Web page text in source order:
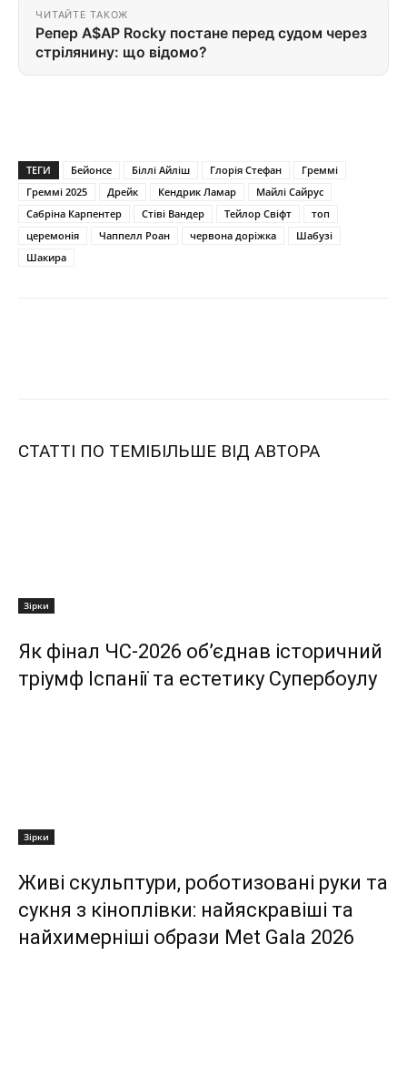
ЧИТАЙТЕ ТАКОЖ
Репер A$AP Rocky постане перед судом через
стрілянину: що відомо?
ТЕГИ Бейонсе Біллі Айліш Глорія Стефан
Греммі
Греммі 2025
Дрейк Кендрик Ламар
Майлі Сайрус
Сабріна Карпентер
Стіві Вандер Тейлор Свіфт
топ
церемонія
Чаппелл Роан червона доріжка
Шабузі
Шакира
СТАТТІ ПО ТЕМІБІЛЬШЕ ВІД АВТОРА
Зірки
Як фінал ЧС-2026 об’єднав історичний
тріумф Іспанії та естетику Супербоулу
Зірки
Живі скульптури, роботизовані руки та
сукня з кіноплівки: найяскравіші та
найхимерніші образи Met Gala 2026